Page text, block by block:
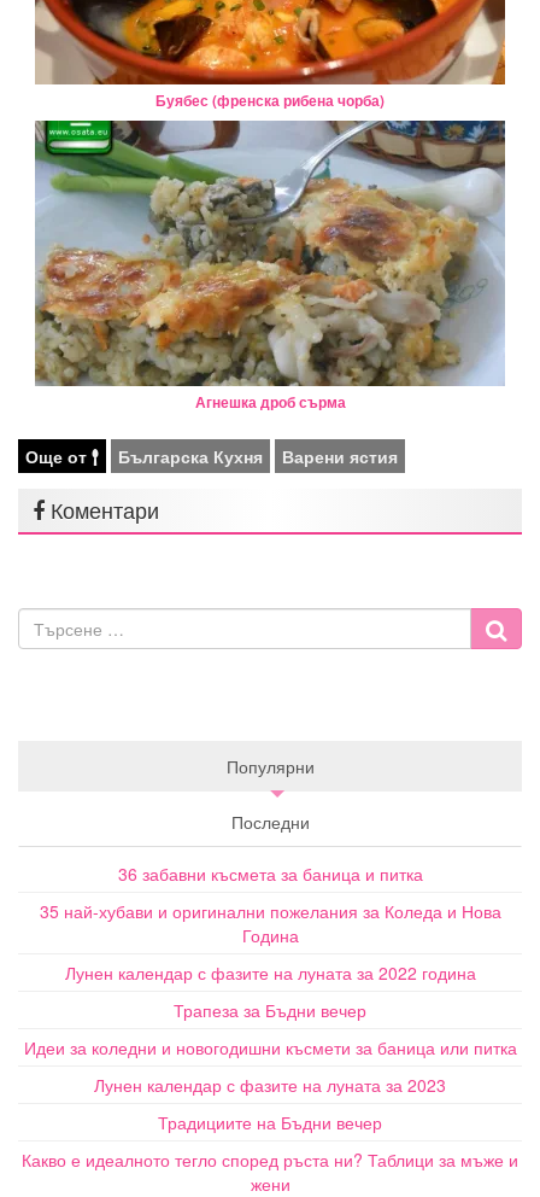
Буябес (френска рибена чорба)
Агнешка дроб сърма
Още от Българска Кухня Варени ястия
Коментари
Популярни
Последни
36 забавни късмета за баница и питка
35 най-хубави и оригинални пожелания за Коледа и Нова
Година
Лунен календар с фазите на луната за 2022 година
Трапеза за Бъдни вечер
Идеи за коледни и новогодишни късмети за баница или питка
Лунен календар с фазите на луната за 2023
Традициите на Бъдни вечер
Какво е идеалното тегло според ръста ни? Таблици за мъже и
жени